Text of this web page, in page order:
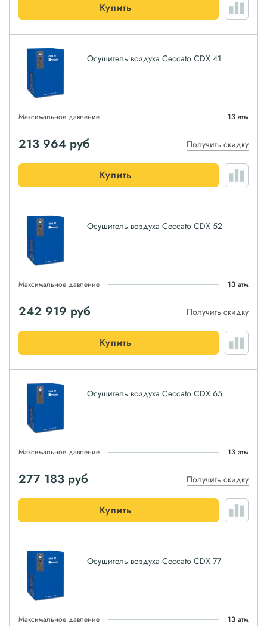
Купить
Осушитель воздуха Ceccato CDX 41
Максимальное давление 13 атм
213 964 руб Получить скидку
Купить
Осушитель воздуха Ceccato CDX 52
Максимальное давление 13 атм
242 919 руб Получить скидку
Купить
Осушитель воздуха Ceccato CDX 65
Максимальное давление 13 атм
277 183 руб Получить скидку
Купить
Осушитель воздуха Ceccato CDX 77
Максимальное давление 13 атм